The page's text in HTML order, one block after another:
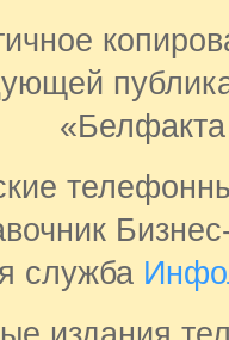
служба